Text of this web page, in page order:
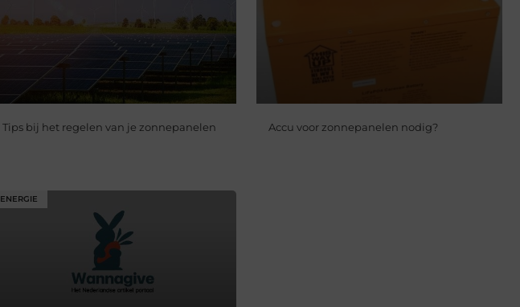
Tips bij het regelen van je zonnepanelen Accu voor zonnepanelen nodig?
ENERGIE